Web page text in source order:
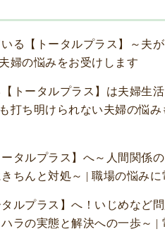
る【トータルプラス】～夫が
婦の悩みをお受けします
トータルプラス】は夫婦生
打ち明けられない夫婦の悩
タルプラス】へ～人間関係
ちんと対処～ | 職場の悩みに
ルプラス】へ！いじめなど
ラの実態と解決への一歩～ |